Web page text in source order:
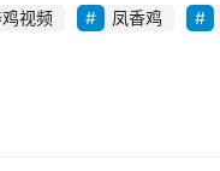
视频 凤香鸡